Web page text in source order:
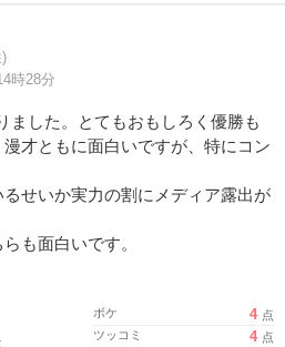
時28分
ました。とてもおもしろく優勝も
才ともに面白いですが、特にコン
せいか実力の割にメディア露出が
も面白いです。
ボケ 4 点
ツッコミ
4 点